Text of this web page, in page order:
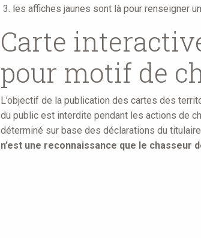
les affiches jaunes sont là pour renseigner
Carte
pour motif de
L’objectif de la publication des cartes des
du public est interdite pendant les actions de
déterminé sur base des déclarations du
n’est une reconnaissance que le